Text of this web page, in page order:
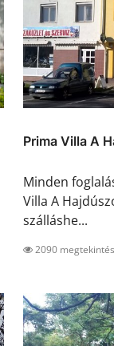
Prima Villa A
Minden
Villa A
szálláshe...
2090 megtekintés